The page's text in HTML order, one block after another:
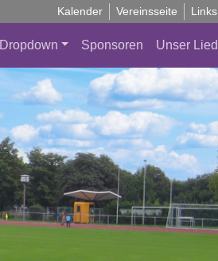
Kalender Vereinsseite Links
Dropdown Sponsoren Unser Lied